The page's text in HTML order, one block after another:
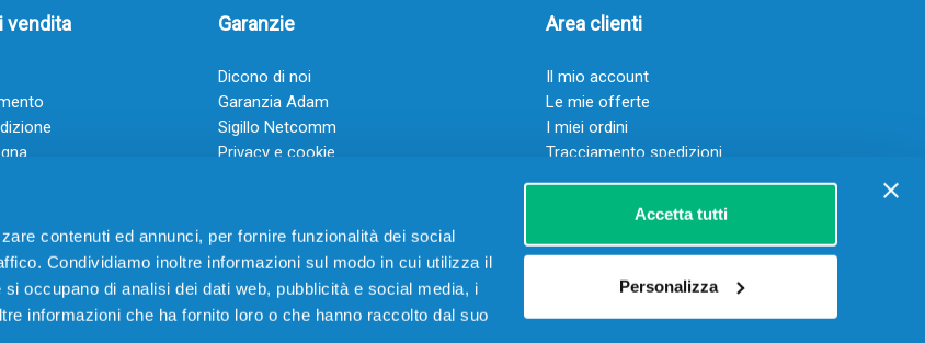
contenuti ed annunci, per fornire funzionalità dei social
Condividiamo inoltre informazioni sul modo in cui utilizza il
occupano di analisi dei dati web, pubblicità e social media, i
informazioni che ha fornito loro o che hanno raccolto dal suo
Accetta tutti
Personalizza
vendita Garanzie
Dicono di noi
Garanzia Adam
Sigillo Netcomm
Privacy e cookie
Area clienti
Il mio account
Le mie offerte
I miei ordini
Tracciamento spedizioni
Resi
Servizio clienti